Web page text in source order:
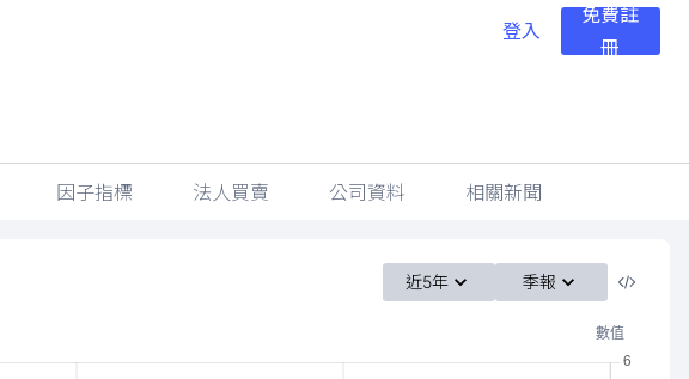
登入
免費註
冊
因子指標 法人買賣 公司資料 相關新聞
近5年 季報